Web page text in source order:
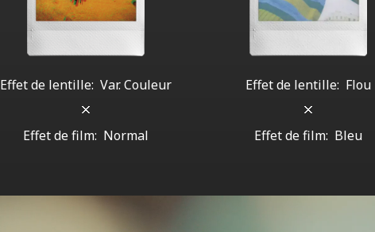
Effet de lentille: Var. Couleur
Effet de film: Normal
Effet de lentille: Flou
Effet de film: Bleu